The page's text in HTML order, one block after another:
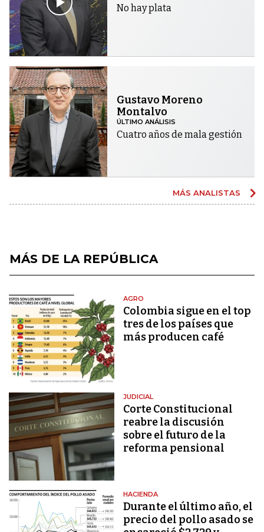
No hay plata
Gustavo Moreno
Montalvo
ÚLTIMO ANÁLISIS
Cuatro años de mala gestión
MÁS ANALISTAS
MÁS DE LA REPÚBLICA
AGRO
Colombia sigue en el top
tres de los países que
más producen café
JUDICIAL
Corte Constitucional
reabre la discusión
sobre el futuro de la
reforma pensional
HACIENDA
Durante el último año, el
precio del pollo asado se